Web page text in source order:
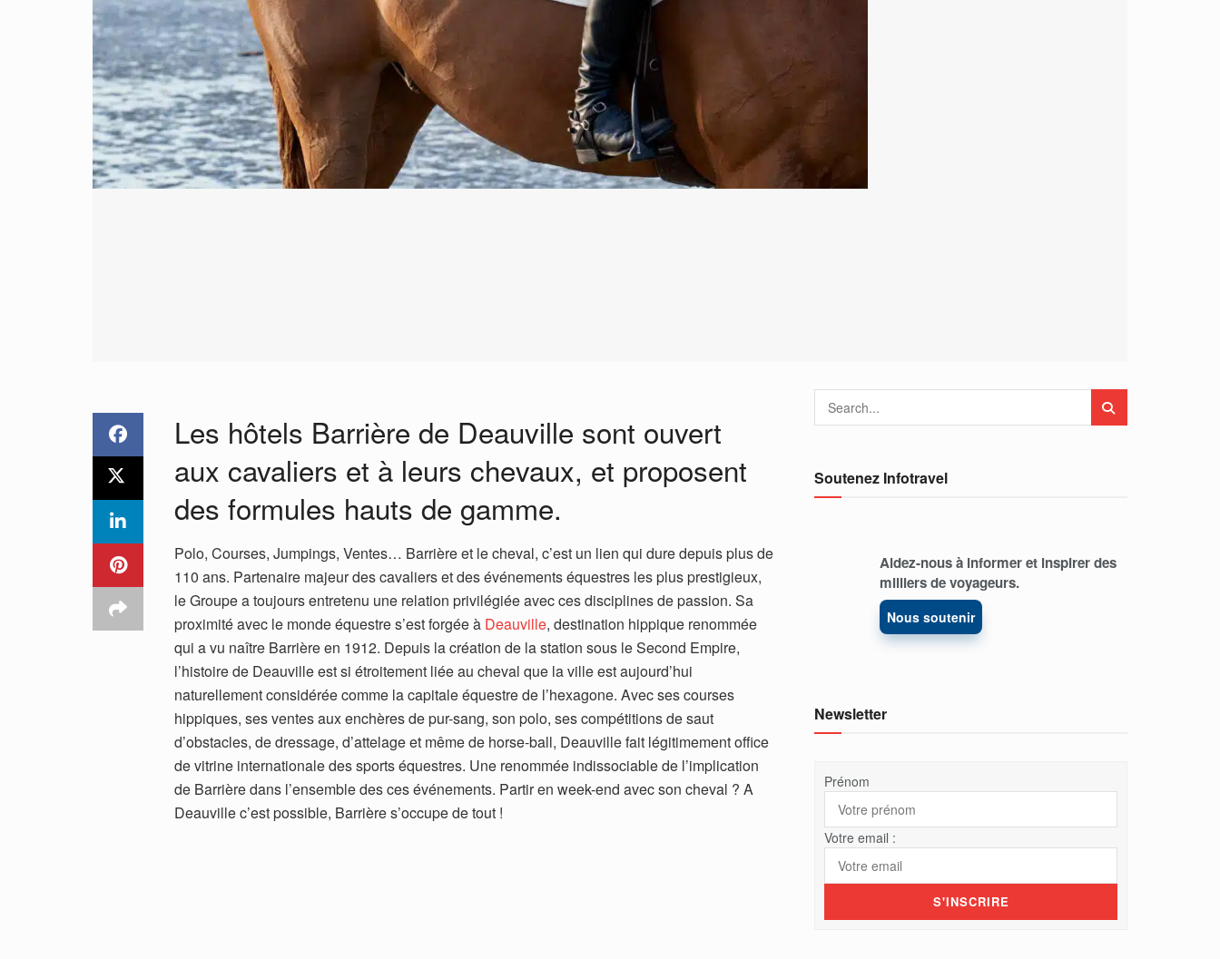
Les hôtels Barrière de Deauville sont ouvert
aux cavaliers et à leurs chevaux, et proposent
des formules hauts de gamme.
Polo, Courses, Jumpings, Ventes… Barrière et le cheval, c’est un lien qui dure depuis plus de
110 ans. Partenaire majeur des cavaliers et des événements équestres les plus prestigieux,
le Groupe a toujours entretenu une relation privilégiée avec ces disciplines de passion. Sa
proximité avec le monde équestre s’est forgée à Deauville, destination hippique renommée
qui a vu naître Barrière en 1912. Depuis la création de la station sous le Second Empire,
l’histoire de Deauville est si étroitement liée au cheval que la ville est aujourd’hui
naturellement considérée comme la capitale équestre de l’hexagone. Avec ses courses
hippiques, ses ventes aux enchères de pur-sang, son polo, ses compétitions de saut
d’obstacles, de dressage, d’attelage et même de horse-ball, Deauville fait légitimement ofﬁce
de vitrine internationale des sports équestres. Une renommée indissociable de l’implication
de Barrière dans l’ensemble des ces événements. Partir en week-end avec son cheval ? A
Deauville c’est possible, Barrière s’occupe de tout !
Soutenez Infotravel
Aidez-nous à informer et inspirer des
milliers de voyageurs.
Nous soutenir
Newsletter
Prénom
Votre email :